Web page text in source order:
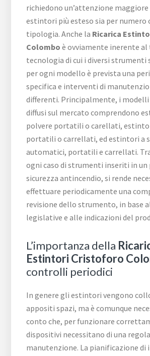
richiedono un’attenzione maggiore
estintori più esteso sia per numero
tipologia. Anche la Ricarica
Colombo è ovviamente inerente al
tecnologia di cui i diversi strumenti
per ogni modello è prevista una
specifica e interventi di
differenti. Principalmente, i
diffusi sul mercato comprendono
polvere portatili o carellati,
portatili o carrellati, ed estintori a
automatici, portatili e carrellati.
ogni caso di strumenti inseriti in un
sicurezza antincendio, si rende
effettuare periodicamente una
revisione dello strumento, in base
legislative e alle indicazioni del
L’importanza della
Estintori Cristoforo
controlli periodici
In genere gli estintori vengono
appositi spazi, ma è comunque
conto che, per funzionare
dispositivi necessitano di una
manutenzione. La pianificazione di